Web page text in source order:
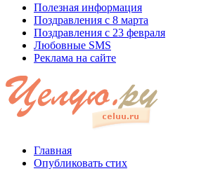
Полезная информация
Поздравления с 8 марта
Поздравления с 23 февраля
Любовные SMS
Реклама на сайте
Главная
Опубликовать стих